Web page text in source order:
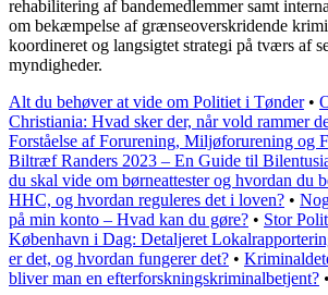
rehabilitering af bandemedlemmer samt
om bekæmpelse af grænseoverskridende
koordineret og langsigtet strategi på tværs af
myndigheder.
Alt du behøver at vide om Politiet i Tønder•
Christiania: Hvad sker der, når vold rammer
Forståelse af Forurening, Miljøforurening og
Biltræf Randers 2023 – En Guide til
du skal vide om børneattester og hvordan du
HHC, og hvordan reguleres det i loven? •
på min konto – Hvad kan du gøre? • Stor
København i Dag: Detaljeret
er det, og hvordan fungerer det? •
bliver man en efterforskningskriminalbetjent? •